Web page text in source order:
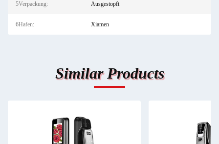
5Verpackung: Ausgestopft
6Hafen: Xiamen
Similar Products